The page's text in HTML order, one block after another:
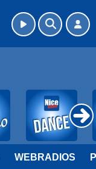
WEBRADIOS